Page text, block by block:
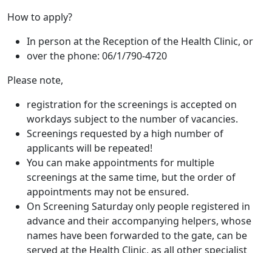
How to apply?
In person at the Reception of the Health Clinic, or
over the phone: 06/1/790-4720
Please note,
registration for the screenings is accepted on
workdays subject to the number of vacancies.
Screenings requested by a high number of
applicants will be repeated!
You can make appointments for multiple
screenings at the same time, but the order of
appointments may not be ensured.
On Screening Saturday only people registered in
advance and their accompanying helpers, whose
names have been forwarded to the gate, can be
served at the Health Clinic, as all other specialist